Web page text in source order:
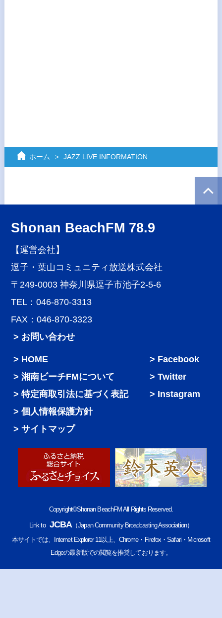
ホーム JAZZ LIVE INFORMATION
Shonan BeachFM 78.9
【運営会社】
逗子・葉山コミュニティ放送株式会社
〒249-0003 神奈川県逗子市池子2-5-6
TEL：046-870-3313
FAX：046-870-3323
> お問い合わせ
HOME
湘南ビーチFMについて
特定商取引法に基づく表記
個人情報保護方針
サイトマップ
Facebook
Twitter
Instagram
Copyright©Shonan BeachFM All Rights Reserved.
Link to JCBA（Japan Community Broadcasting Association）
本サイトでは、Internet Explorer 11以上、Chrome・Firefox・Safari・Microsoft
Edgeの最新版での閲覧を推奨しております。